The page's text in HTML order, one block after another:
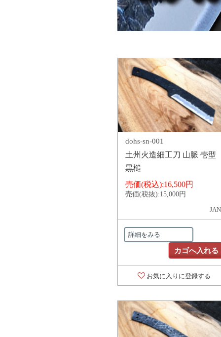
dohs-sn-001
土州火造細工刀 山脈 壱型
黒槌
売価(税込):16,500円
売価(税抜):15,000円
詳細をみる
カゴへ入れる
お気に入りに登録する